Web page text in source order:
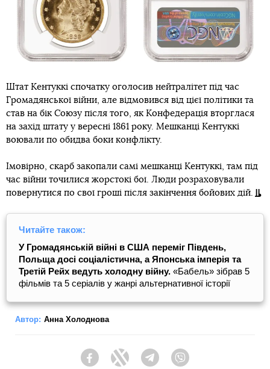
Штат Кентуккі спочатку оголосив нейтралітет під час
Громадянської війни, але відмовився від цієї політики та
став на бік Союзу після того, як Конфедерація вторглася
на захід штату у вересні 1861 року. Мешканці Кентуккі
воювали по обидва боки конфлікту.
Імовірно, скарб закопали самі мешканці Кентуккі, там під
час війни точилися жорстокі бої. Люди розраховували
повернутися по свої гроші після закінчення бойових дій.
Читайте також:
У Громадянській війні в США переміг Південь,
Польща досі соціалістична, а Японська імперія та
Третій Рейх ведуть холодну війну. «Бабель» зібрав 5
фільмів та 5 серіалів у жанрі альтернативної історії
Автор: Анна Холоднова
FacebookTwitter Telegram